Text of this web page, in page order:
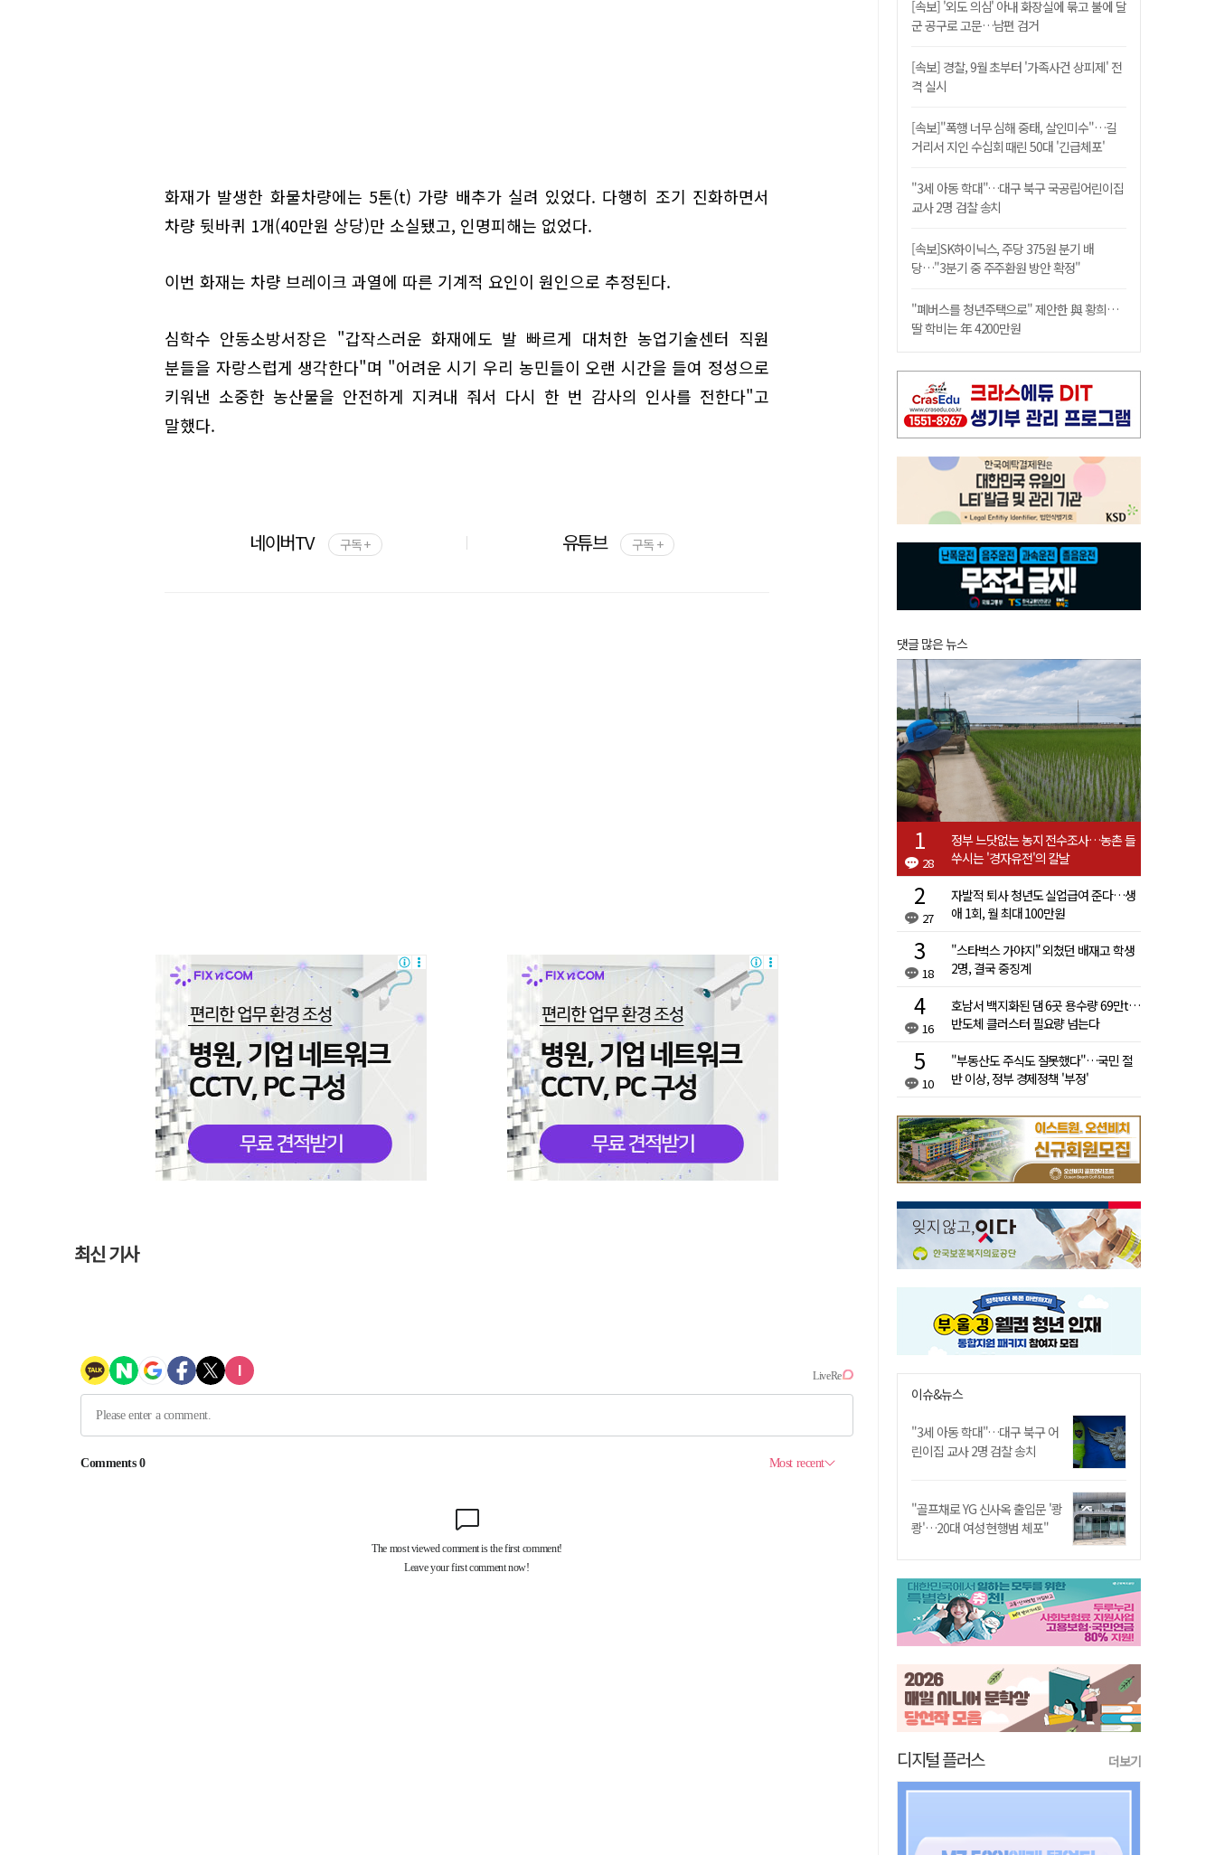
화재가 발생한 화물차량에는 5톤(t) 가량 배추가 실려 있었다. 다행히 조기 진화하면서
차량 뒷바퀴 1개(40만원 상당)만 소실됐고, 인명피해는 없었다.
이번 화재는 차량 브레이크 과열에 따른 기계적 요인이 원인으로 추정된다.
심학수 안동소방서장은 "갑작스러운 화재에도 발 빠르게 대처한 농업기술센터 직원
분들을 자랑스럽게 생각한다"며 "어려운 시기 우리 농민들이 오랜 시간을 들여 정성으로
키워낸 소중한 농산물을 안전하게 지켜내 줘서 다시 한 번 감사의 인사를 전한다"고
말했다.
네이버TV 구독 + 유튜브 구독 +
최신 기사
[속보] '외도 의심' 아내 화장실에 묶고 불에 달
군 공구로 고문…남편 검거
[속보] 경찰, 9월 초부터 '가족사건 상피제' 전
격 실시
[속보]"폭행 너무 심해 중태, 살인미수"…길
거리서 지인 수십회 때린 50대 '긴급체포'
"3세 아동 학대"…대구 북구 국공립어린이집
교사 2명 검찰 송치
[속보]SK하이닉스, 주당 375원 분기 배
당…"3분기 중 주주환원 방안 확정"
"폐버스를 청년주택으로" 제안한 與 황희…
딸 학비는 年 4200만원
댓글 많은 뉴스
28
정부 느닷없는 농지 전수조사…농촌 들
쑤시는 '경자유전'의 칼날
27
자발적 퇴사 청년도 실업급여 준다…생
애 1회, 월 최대 100만원
18
"스타벅스 가야지" 외쳤던 배재고 학생
2명, 결국 중징계
16
호남서 백지화된 댐 6곳 용수량 69만t…
반도체 클러스터 필요량 넘는다
10
"부동산도 주식도 잘못했다"…국민 절
반 이상, 정부 경제정책 '부정'
이슈&뉴스
"3세 아동 학대"…대구 북구 어
린이집 교사 2명 검찰 송치
"골프채로 YG 신사옥 출입문 '쾅
쾅'…20대 여성 현행범 체포"
디지털 플러스 더보기